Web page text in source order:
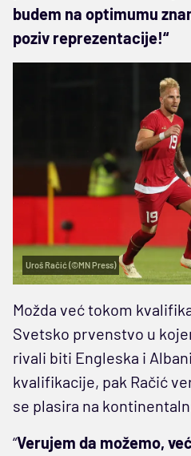
budem na optimumu
poziv reprezentacije!“
Uroš Račić (©MN Press)
Možda već tokom
Svetsko prvenstvo u
rivali biti Engleska i
kvalifikacije, pak Račić
se plasira na
“Verujem da možemo,